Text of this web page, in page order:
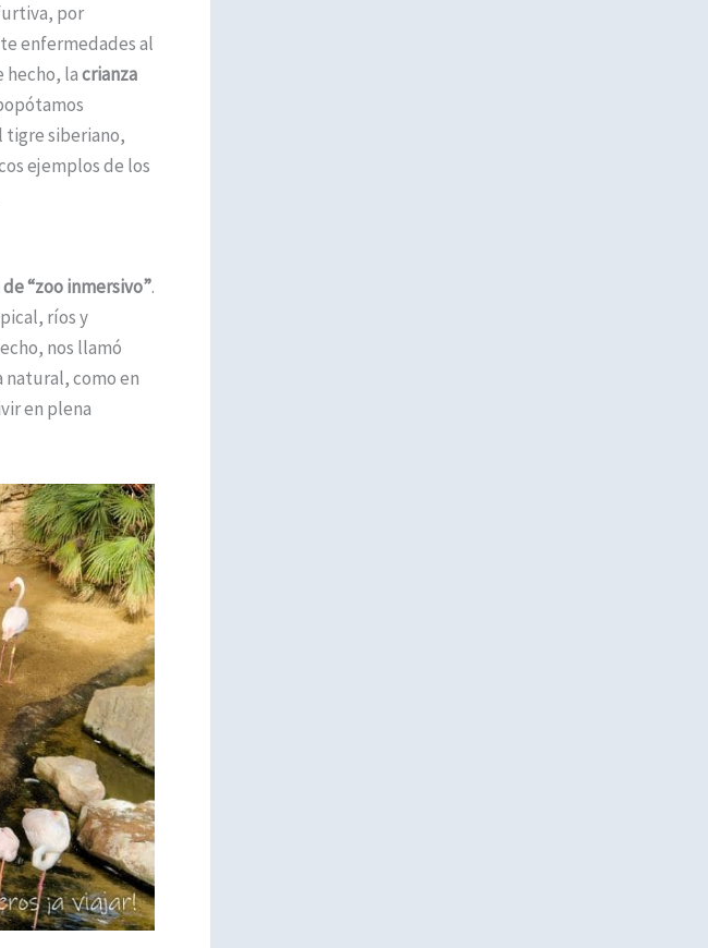
por
enfermedades al
hecho, lacrianza
tigre siberiano,
ejemplos de los
“zoo inmersivo”.
ríos y
nos llamó
natural, como en
en plena